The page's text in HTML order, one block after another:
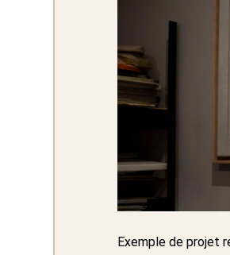
Exemple de projet